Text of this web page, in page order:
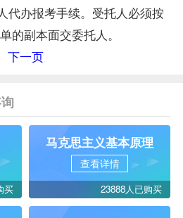
办报考手续。受托人必须按
的副本面交委托人。
下一页
买
马克思主义基本原理
查看详情
23888人已购买